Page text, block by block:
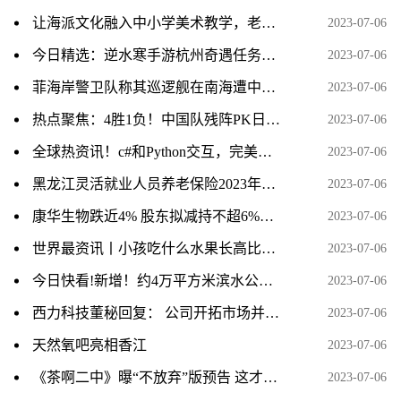
让海派文化融入中小学美术教学，老师们这样说…… 2023-07-06
今日精选：逆水寒手游杭州奇遇任务视频攻略分享 2023-07-06
菲海岸警卫队称其巡逻舰在南海遭中国海警船“危险阻挠”，外交部回应 天天热讯 2023-07-06
热点聚焦：4胜1负！中国队残阵PK日本全主力，男单爆冷出局、男双全军覆没 2023-07-06
全球热资讯！c#和Python交互，完美解决Python调用OpenCV等第三方库以及分发时需配置python环境的问题 2023-07-06
黑龙江灵活就业人员养老保险2023年缴费标准是多少 全球报资讯 2023-07-06
康华生物跌近4% 股东拟减持不超6%股份 2023-07-06
世界最资讯丨小孩吃什么水果长高比较好啊? 2023-07-06
今日快看!新增！约4万平方米滨水公园，就在这里！ 2023-07-06
西力科技董秘回复： 公司开拓市场并取得更高市场份额的步伐从未停止，公司新产品研发情况请您关注相关公告 热资讯 2023-07-06
天然氧吧亮相香江 2023-07-06
《茶啊二中》曝“不放弃”版预告 这才是青春 2023-07-06